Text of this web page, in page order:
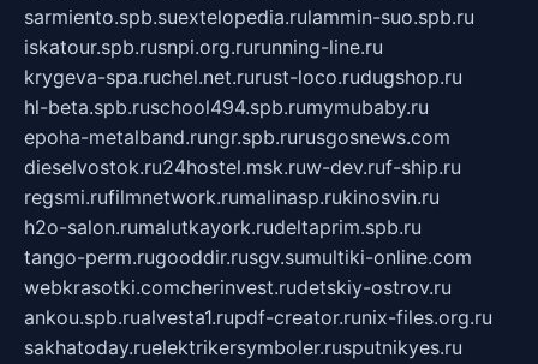
sarmiento.spb.suextelopedia.rulammin-suo.spb.ru
iskatour.spb.rusnpi.org.rurunning-line.ru
krygeva-spa.ruchel.net.rurust-loco.rudugshop.ru
hl-beta.spb.ruschool494.spb.rumymubaby.ru
epoha-metalband.rungr.spb.rurusgosnews.com
dieselvostok.ru24hostel.msk.ruw-dev.ruf-ship.ru
regsmi.rufilmnetwork.rumalinasp.rukinosvin.ru
h2o-salon.rumalutkayork.rudeltaprim.spb.ru
tango-perm.rugooddir.rusgv.sumultiki-online.com
webkrasotki.comcherinvest.rudetskiy-ostrov.ru
ankou.spb.rualvesta1.rupdf-creator.runix-files.org.ru
sakhatoday.ruelektrikersymboler.rusputnikyes.ru